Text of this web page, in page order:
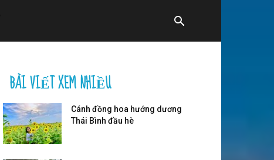
BÀI VIẾT XEM NHIỀU
Cánh đồng hoa hướng dương
Thái Bình đầu hè